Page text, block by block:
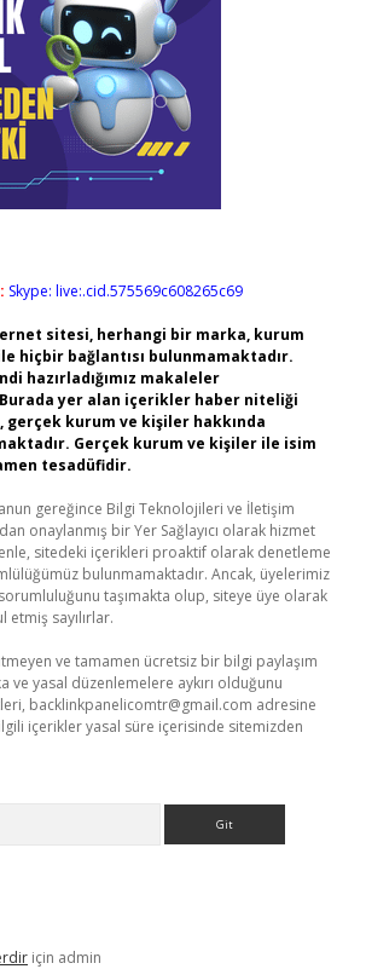
Skype: live:.cid.575569c608265c69
sitesi, herhangi bir marka, kurum
hiçbir bağlantısı bulunmamaktadır.
hazırladığımız makaleler
yer alan içerikler haber niteliği
gerçek kurum ve kişiler hakkında
Gerçek kurum ve kişiler ile isim
tesadüfidir.
gereğince Bilgi Teknolojileri ve İletişim
onaylanmış bir Yer Sağlayıcı olarak hizmet
sitedeki içerikleri proaktif olarak denetleme
bulunmamaktadır. Ancak, üyelerimiz
taşımakta olup, siteye üye olarak
sayılırlar.
ve tamamen ücretsiz bir bilgi paylaşım
ve yasal düzenlemelere aykırı olduğunu
backlinkpanelicomtr@gmail.com adresine
içerikler yasal süre içerisinde sitemizden
için admin